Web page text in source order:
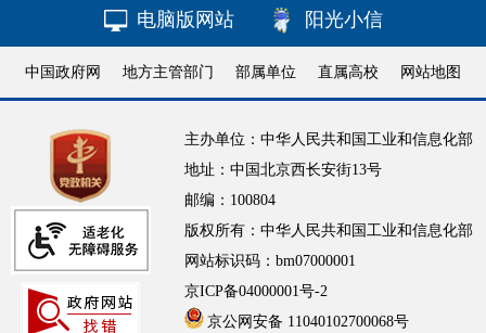
电脑版网站 阳光小信
中国政府网 地方主管部门 部属单位 直属高校 网站地图
主办单位：中华人民共和国工业和信息化部
地址：中国北京西长安街13号
邮编：100804
版权所有：中华人民共和国工业和信息化部
网站标识码：bm07000001
京ICP备04000001号-2
京公网安备 11040102700068号